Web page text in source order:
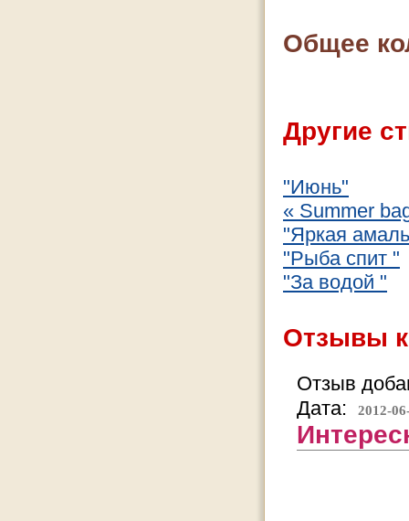
Общее
Другие
"Июнь"
« Summer
"Яркая
"Рыба спит "
"За водой "
Отзывы
Отзыв
Дата:
2012-